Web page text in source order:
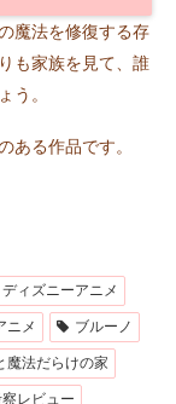
魔法を修復する存
も家族を見て、誰
う。
ある作品です。
ディズニーアニメ
ニメ ブルーノ
魔法だらけの家
レビュー